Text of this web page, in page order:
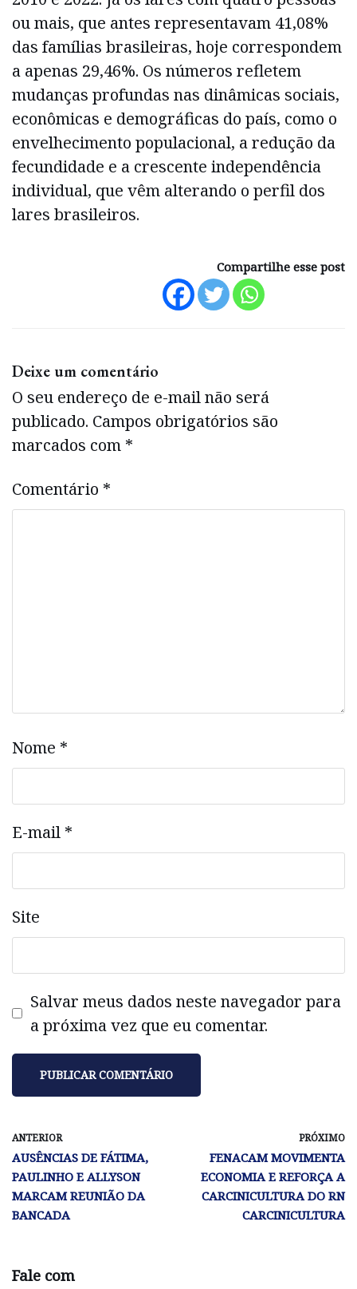
ou mais, que antes representavam 41,08%
das famílias brasileiras, hoje correspondem
a apenas 29,46%. Os números refletem
mudanças profundas nas dinâmicas sociais,
econômicas e demográficas do país, como o
envelhecimento populacional, a redução da
fecundidade e a crescente independência
individual, que vêm alterando o perfil dos
lares brasileiros.
Compartilhe esse post
Deixe um comentário
O seu endereço de e-mail não será
publicado. Campos obrigatórios são
marcados com *
Comentário *
Nome *
E-mail *
Site
Salvar meus dados neste navegador para
a próxima vez que eu comentar.
ANTERIOR
AUSÊNCIAS DE FÁTIMA,
PAULINHO E ALLYSON
MARCAM REUNIÃO DA
BANCADA
PRÓXIMO
FENACAM MOVIMENTA
ECONOMIA E REFORÇA A
CARCINICULTURA DO RN
CARCINICULTURA
Fale com